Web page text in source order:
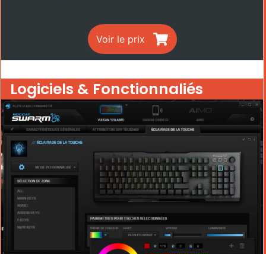
Voir le prix
Logiciels & Fonctionnaliés